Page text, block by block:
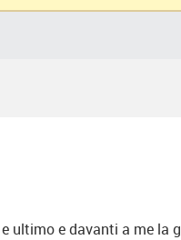
ultimo e davanti a me